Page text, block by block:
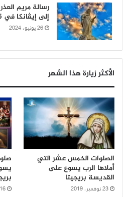
رسالة مريم
إلى إيڤانكا في 25 حزيران 2024
26 يونيو، 2024
الأكثر زيارة هذا الشهر
الصلوات الخمس عشر التي
أملاها الرب يسوع على
القديسة بريجيتا
23 نوفمبر، 2019 16 أبريل، 2020